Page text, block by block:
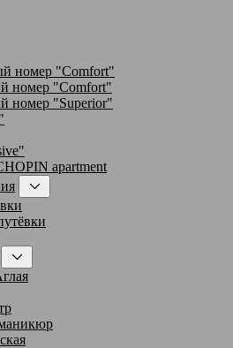
номер "Comfort"
номер "Comfort"
номер "Superior"
apartment